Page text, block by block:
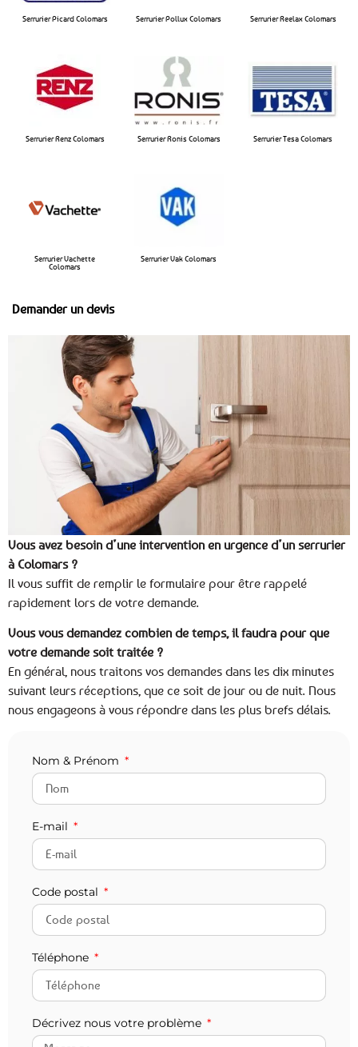
Serrurier Picard Colomars Serrurier Pollux Colomars​ Serrurier Reelax Colomars​
Serrurier Renz Colomars Serrurier Ronis Colomars Serrurier Tesa Colomars
Serrurier Vachette
Colomars
Serrurier Vak Colomars
Demander un devis
Vous avez besoin d’une intervention en urgence d’un serrurier
à Colomars ?
Il vous suffit de remplir le formulaire pour être rappelé
rapidement lors de votre demande.
Vous vous demandez combien de temps, il faudra pour que
votre demande soit traitée ?
En général, nous traitons vos demandes dans les dix minutes
suivant leurs réceptions, que ce soit de jour ou de nuit. Nous
nous engageons à vous répondre dans les plus brefs délais.
Nom & Prénom
E-mail
Code postal
Téléphone
Décrivez nous votre problème